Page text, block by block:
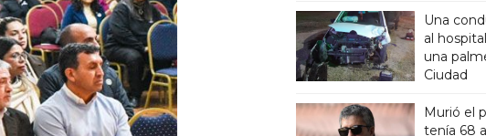
Una
al
una
Ciudad
Murió el
tenía 68